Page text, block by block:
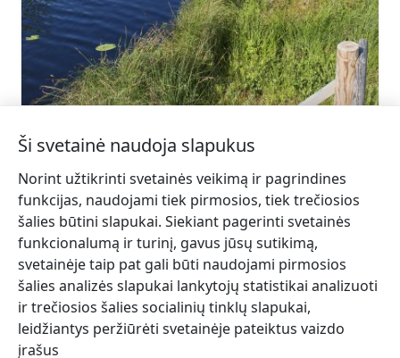
Pēterezero gamtos takas
slitere@daba.gov.lv
+371 67800389
Sužinoti daugiau
Ši svetainė naudoja slapukus
Norint užtikrinti svetainės veikimą ir pagrindines
funkcijas, naudojami tiek pirmosios, tiek trečiosios
šalies būtini slapukai. Siekiant pagerinti svetainės
funkcionalumą ir turinį, gavus jūsų sutikimą,
svetainėje taip pat gali būti naudojami pirmosios
šalies analizės slapukai lankytojų statistikai analizuoti
ir trečiosios šalies socialinių tinklų slapukai,
leidžiantys peržiūrėti svetainėje pateiktus vaizdo
įrašus